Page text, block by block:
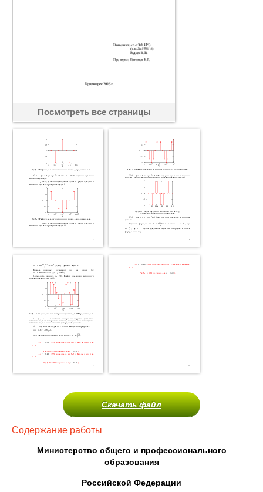
Посмотреть все страницы
Скачать файл
Содержание работы
Министерство общего и профессионального
образования
Российской Федерации